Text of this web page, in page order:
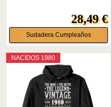
28,49 €
Sudadera Cumpleaños
NACIDOS 1980